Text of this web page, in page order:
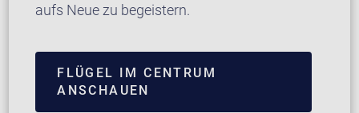
aufs Neue zu begeistern.
FLÜGEL IM CENTRUM
ANSCHAUEN